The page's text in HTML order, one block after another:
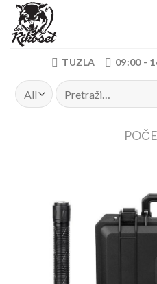
Skip
content
TUZLA 09:00 -
Pretraži: